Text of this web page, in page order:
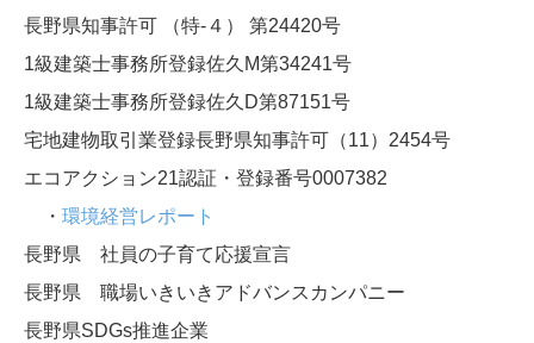
長野県知事許可 （特-４） 第24420号
1級建築士事務所登録佐久M第34241号
1級建築士事務所登録佐久D第87151号
宅地建物取引業登録長野県知事許可（11）2454号
エコアクション21認証・登録番号0007382
・ 環境経営レポート
長野県 社員の子育て応援宣言
長野県 職場いきいきアドバンスカンパニー
長野県SDGs推進企業